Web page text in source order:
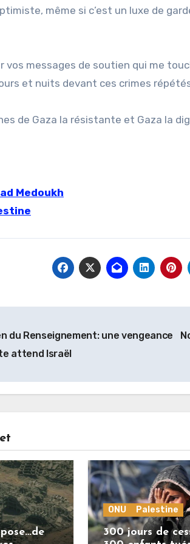
même si c’est un luxe de
vos messages de soutien qui me
et nuits devant ces crimes
de Gaza la résistante et Gaza la
Medoukh
du Renseignement: une vengeance
attend Israël
ONU Palestine
300 jours de